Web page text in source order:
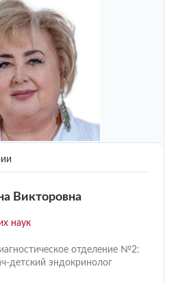
Викторовна
наук
отделение №2:
детский эндокринолог